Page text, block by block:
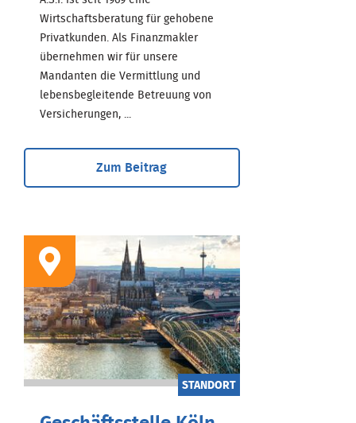
Wirtschaftsberatung für gehobene
Privatkunden. Als Finanzmakler
übernehmen wir für unsere
Mandanten die Vermittlung und
lebensbegleitende Betreuung von
Versicherungen, ...
Zum Beitrag
STANDORT